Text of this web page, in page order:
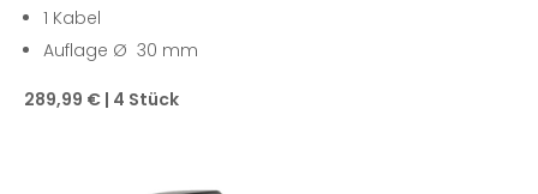
1 Kabel
Auflage Ø 30 mm
289,99 € | 4 Stück